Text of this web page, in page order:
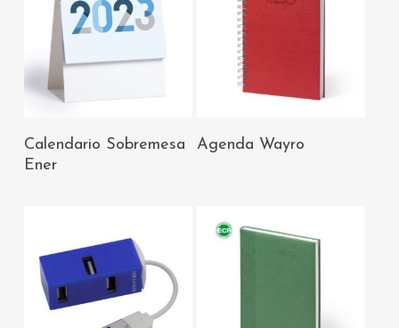
AÑADIR AL
Calendario Sobremesa
Ener
AÑADIR AL
CARRITO
Agenda Wayro